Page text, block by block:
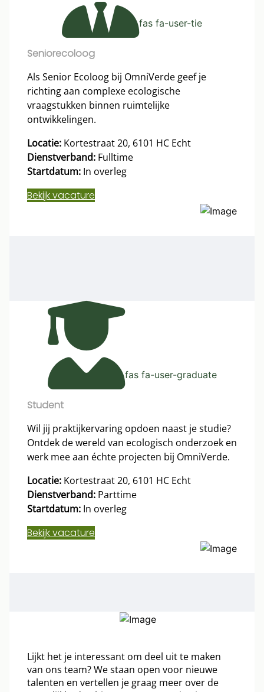
fas fa-user-tie
Seniorecoloog
Als Senior Ecoloog bij OmniVerde geef je
richting aan complexe ecologische
vraagstukken binnen ruimtelijke
ontwikkelingen.
Locatie: Kortestraat 20, 6101 HC Echt
Dienstverband: Fulltime
Startdatum: In overleg
Bekijk vacature
fas fa-user-graduate
Student
Wil jij praktijkervaring opdoen naast je studie?
Ontdek de wereld van ecologisch onderzoek en
werk mee aan échte projecten bij OmniVerde.
Locatie: Kortestraat 20, 6101 HC Echt
Dienstverband: Parttime
Startdatum: In overleg
Bekijk vacature
Lijkt het je interessant om deel uit te maken
van ons team? We staan open voor nieuwe
talenten en vertellen je graag meer over de